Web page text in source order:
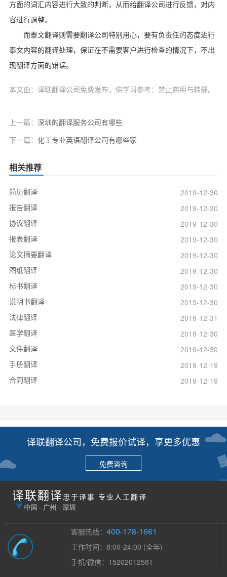
方面的词汇内容进行大致的判断，从而给翻译公司进行反馈，对内
容进行调整。
而泰文翻译则需要翻译公司特别用心，要有负责任的态度进行
泰文内容的翻译处理，保证在不需要客户进行检查的情况下，不出
现翻译方面的错误。
本文由：译联翻译公司免费发布，供学习参考：禁止商用与转载。
上一篇： 深圳的翻译服务公司有哪些
下一篇： 化工专业英语翻译公司有哪些家
相关推荐
简历翻译
2019-12-30
报告翻译
2019-12-30
协议翻译
2019-12-30
报表翻译
2019-12-30
论文摘要翻译
2019-12-30
图纸翻译
2019-12-30
标书翻译
2019-12-30
说明书翻译
2019-12-30
法律翻译
2019-12-31
医学翻译
2019-12-30
文件翻译
2019-12-30
手册翻译
2019-12-19
合同翻译
2019-12-19
译联翻译公司，免费报价试译，享更多优惠
免费咨询
译联翻译 忠于译事 专业人工翻译
中国 · 广州 · 深圳
客服热线：400-178-1661
工作时间：8:00-24:00 (全年)
手机/微信：15202012581